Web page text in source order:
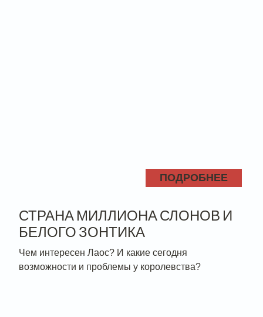
ПОДРОБНЕЕ
СТРАНА МИЛЛИОНА СЛОНОВ И
БЕЛОГО ЗОНТИКА
Чем интересен Лаос? И какие сегодня
возможности и проблемы у королевства?